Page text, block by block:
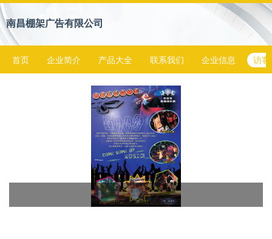
南昌棚架广告有限公司
首页 企业简介 产品大全 联系我们 企业信息 访客